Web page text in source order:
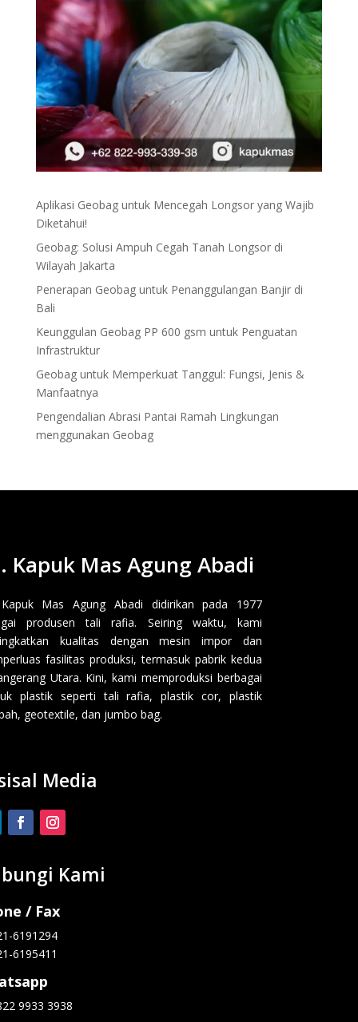
Aplikasi Geobag untuk Mencegah Longsor yang Wajib
Diketahui!
Geobag: Solusi Ampuh Cegah Tanah Longsor di
Wilayah Jakarta
Penerapan Geobag untuk Penanggulangan Banjir di
Bali
Keunggulan Geobag PP 600 gsm untuk Penguatan
Infrastruktur
Geobag untuk Memperkuat Tanggul: Fungsi, Jenis &
Manfaatnya
Pengendalian Abrasi Pantai Ramah Lingkungan
menggunakan Geobag
Kapuk Mas Agung Abadi
Mas Agung Abadi didirikan pada 1977
produsen tali rafia. Seiring waktu, kami
kualitas dengan mesin impor dan
fasilitas produksi, termasuk pabrik kedua
Utara. Kini, kami memproduksi berbagai
plastik seperti tali rafia, plastik cor, plastik
geotextile, dan jumbo bag.
Media
Kami
/ Fax
6191294
6195411
9933 3938